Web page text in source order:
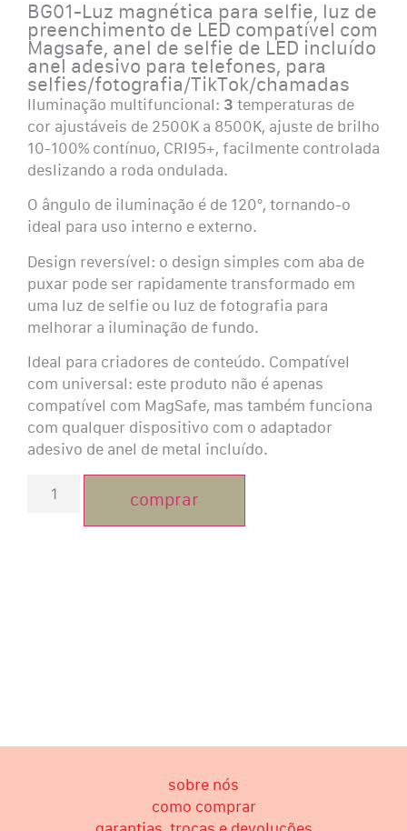
BG01-Luz magnética para selfie, luz de
preenchimento de LED compatível com
Magsafe, anel de selfie de LED incluído
anel adesivo para telefones, para
selfies/fotografia/TikTok/chamadas
Iluminação multifuncional: 3 temperaturas de
cor ajustáveis de 2500K a 8500K, ajuste de brilho
10-100% contínuo, CRI95+, facilmente controlada
deslizando a roda ondulada.
O ângulo de iluminação é de 120°, tornando-o
ideal para uso interno e externo.
Design reversível: o design simples com aba de
puxar pode ser rapidamente transformado em
uma luz de selfie ou luz de fotografia para
melhorar a iluminação de fundo.
Ideal para criadores de conteúdo. Compatível
com universal: este produto não é apenas
compatível com MagSafe, mas também funciona
com qualquer dispositivo com o adaptador
adesivo de anel de metal incluído.
comprar
sobre nós
como comprar